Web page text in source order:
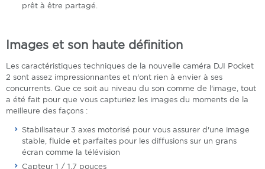
prêt à être partagé.
Images et son haute définition
Les caractéristiques techniques de la nouvelle caméra DJI Pocket
2 sont assez impressionnantes et n'ont rien à envier à ses
concurrents. Que ce soit au niveau du son comme de l'image, tout
a été fait pour que vous capturiez les images du moments de la
meilleure des façons :
Stabilisateur 3 axes motorisé pour vous assurer d'une image
stable, fluide et parfaites pour les diffusions sur un grans
écran comme la télévision
Capteur 1 / 1,7 pouces